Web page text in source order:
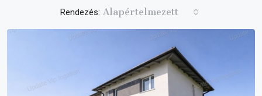
Rendezés: Alapértelmezett